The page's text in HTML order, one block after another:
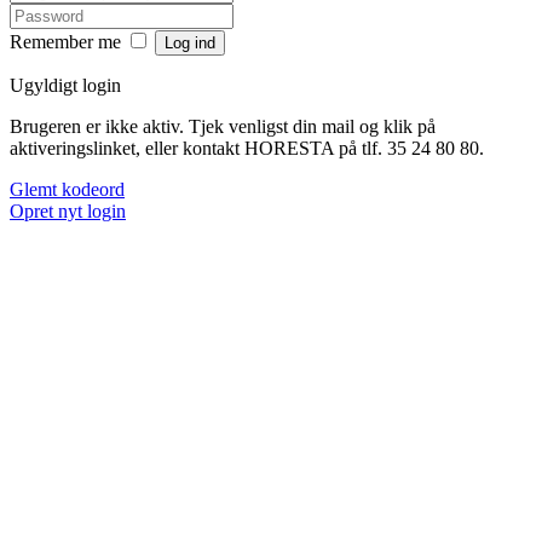
Remember me
Ugyldigt login
Brugeren er ikke aktiv. Tjek venligst din mail og klik på
aktiveringslinket, eller kontakt HORESTA på tlf. 35 24 80 80.
Glemt kodeord
Opret nyt login